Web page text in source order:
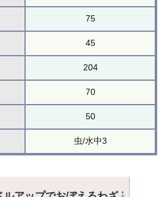
75
45
204
70
50
虫/水中3
†